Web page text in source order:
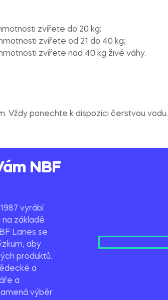
zvířete do 20 kg;
zvířete od 21 do 40 kg;
zvířete nad 40 kg živé váhy.
Vždy ponechte k dispozici čerstvou vodu.
NBF
vyrábí
na základě
Lanes se
aby
produktů.
a
a
výběr